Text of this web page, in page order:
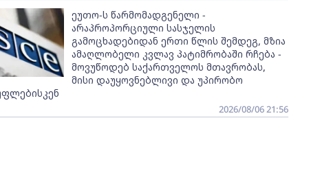
ეუთო-ს წარმომადგენელი -
არაპროპორციული სასჯელის
გამოცხადებიდან ერთი წლის შემდეგ, მზია
ამაღლობელი კვლავ პატიმრობაში რჩება -
მოვუწოდებ საქართველოს მთავრობას,
მისი დაუყოვნებლივი და უპირობო
2026/08/06 21:56